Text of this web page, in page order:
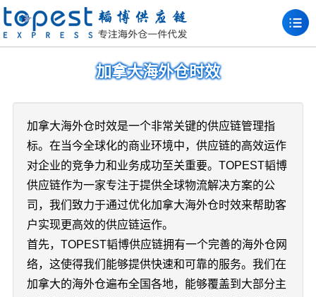
加拿大海外仓时效
加拿大海外仓时效是一个非常关键的供应链管理指
标。在当今全球化的商业环境中，供应链的高效运作
对企业的竞争力和业务成功至关重要。TOPEST韬博
供应链作为一家专注于提供全球物流解决方案的公
司，我们致力于通过优化加拿大海外仓时效来帮助客
户实现更高效的供应链运作。
首先，TOPEST韬博供应链拥有一个完善的海外仓网
络，这使得我们能够提供快速和可靠的服务。我们在
加拿大的海外仓遍布全国各地，能够覆盖到大部分主